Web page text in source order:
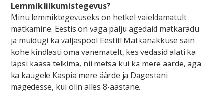
Lemmik liikumistegevus?
Minu lemmiktegevuseks on hetkel vaieldamatult
matkamine. Eestis on väga palju ägedaid matkaradu
ja muidugi ka väljaspool Eestit! Matkanakkuse sain
kohe kindlasti oma vanematelt, kes vedasid alati ka
lapsi kaasa telkima, nii metsa kui ka mere äärde, aga
ka kaugele Kaspia mere äärde ja Dagestani
mägedesse, kui olin alles 8-aastane.